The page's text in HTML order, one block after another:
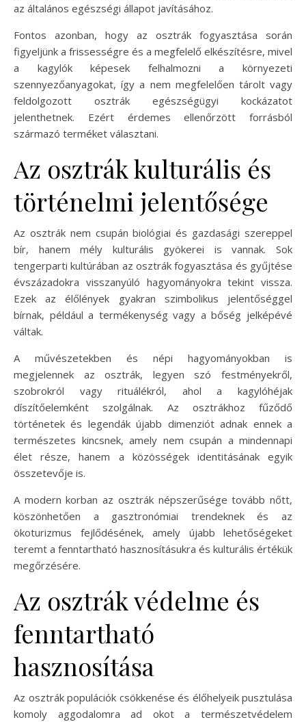
az általános egészségi állapot javításához.
Fontos azonban, hogy az osztrák fogyasztása során
figyeljünk a frissességre és a megfelelő elkészítésre, mivel
a kagylók képesek felhalmozni a környezeti
szennyezőanyagokat, így a nem megfelelően tárolt vagy
feldolgozott osztrák egészségügyi kockázatot
jelenthetnek. Ezért érdemes ellenőrzött forrásból
származó terméket választani.
Az osztrák kulturális és
történelmi jelentősége
Az osztrák nem csupán biológiai és gazdasági szereppel
bír, hanem mély kulturális gyökerei is vannak. Sok
tengerparti kultúrában az osztrák fogyasztása és gyűjtése
évszázadokra visszanyúló hagyományokra tekint vissza.
Ezek az élőlények gyakran szimbolikus jelentőséggel
bírnak, például a termékenység vagy a bőség jelképévé
váltak.
A művészetekben és népi hagyományokban is
megjelennek az osztrák, legyen szó festményekről,
szobrokról vagy rituálékról, ahol a kagylóhéjak
díszítőelemként szolgálnak. Az osztrákhoz fűződő
történetek és legendák újabb dimenziót adnak ennek a
természetes kincsnek, amely nem csupán a mindennapi
élet része, hanem a közösségek identitásának egyik
összetevője is.
A modern korban az osztrák népszerűsége tovább nőtt,
köszönhetően a gasztronómiai trendeknek és az
ökoturizmus fejlődésének, amely újabb lehetőségeket
teremt a fenntartható hasznosításukra és kulturális értékük
megőrzésére.
Az osztrák védelme és
fenntartható
hasznosítása
Az osztrák populációk csökkenése és élőhelyeik pusztulása
komoly aggodalomra ad okot a természetvédelem